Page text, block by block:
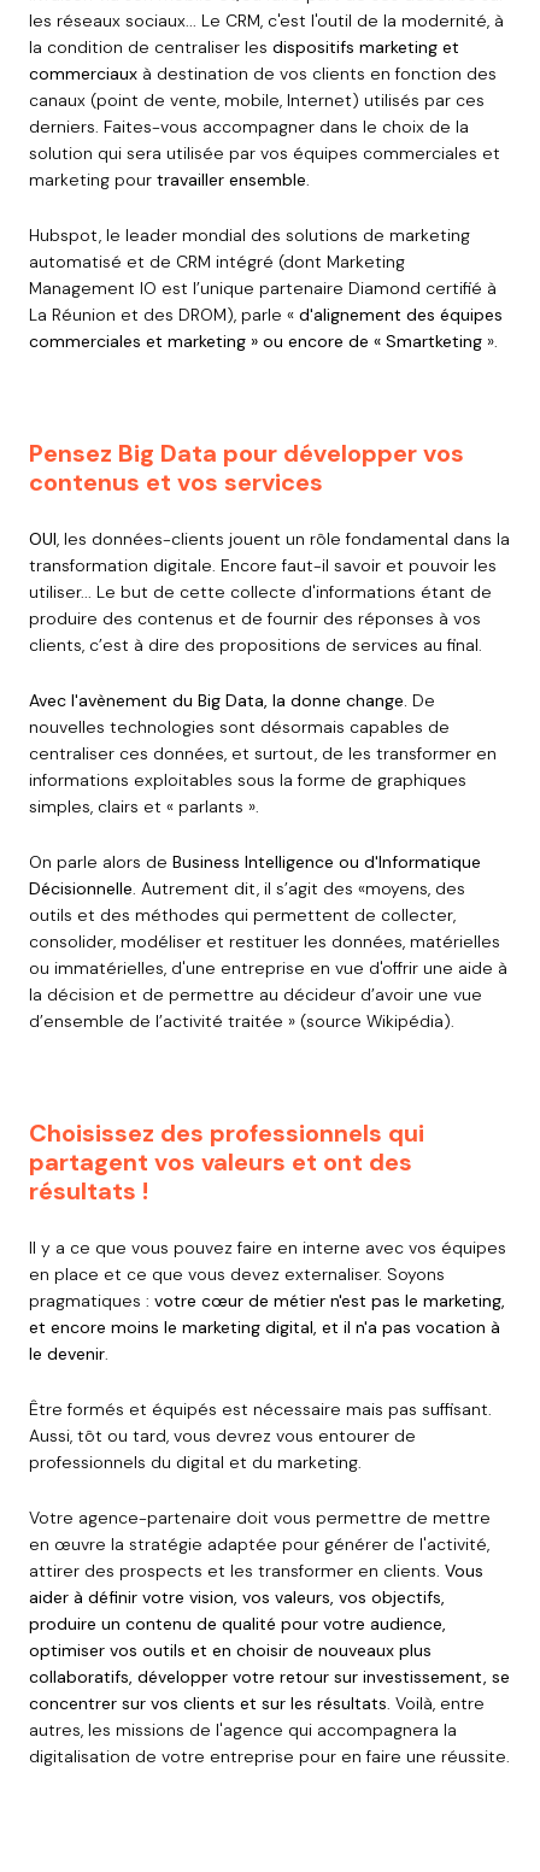
les réseaux sociaux... Le CRM, c'est l'outil de la modernité, à
la condition de centraliser les dispositifs marketing et
commerciaux à destination de vos clients en fonction des
canaux (point de vente, mobile, Internet) utilisés par ces
derniers. Faites-vous accompagner dans le choix de la
solution qui sera utilisée par vos équipes commerciales et
marketing pour travailler ensemble.
Hubspot, le leader mondial des solutions de marketing
automatisé et de CRM intégré (dont Marketing
Management IO est l’unique partenaire Diamond certifié à
La Réunion et des DROM), parle « d'alignement des équipes
commerciales et marketing » ou encore de « Smartketing ».
Pensez Big Data pour développer vos
contenus et vos services
OUI, les données-clients jouent un rôle fondamental dans la
transformation digitale. Encore faut-il savoir et pouvoir les
utiliser... Le but de cette collecte d'informations étant de
produire des contenus et de fournir des réponses à vos
clients, c’est à dire des propositions de services au final.
Avec l'avènement du Big Data, la donne change. De
nouvelles technologies sont désormais capables de
centraliser ces données, et surtout, de les transformer en
informations exploitables sous la forme de graphiques
simples, clairs et « parlants ».
On parle alors de Business Intelligence ou d'Informatique
Décisionnelle. Autrement dit, il s’agit des «moyens, des
outils et des méthodes qui permettent de collecter,
consolider, modéliser et restituer les données, matérielles
ou immatérielles, d'une entreprise en vue d'offrir une aide à
la décision et de permettre au décideur d’avoir une vue
d’ensemble de l’activité traitée » (source Wikipédia).
Choisissez des professionnels qui
partagent vos valeurs et ont des
résultats !
Il y a ce que vous pouvez faire en interne avec vos équipes
en place et ce que vous devez externaliser. Soyons
pragmatiques : votre cœur de métier n'est pas le marketing,
et encore moins le marketing digital, et il n'a pas vocation à
le devenir.
Être formés et équipés est nécessaire mais pas suffisant.
Aussi, tôt ou tard, vous devrez vous entourer de
professionnels du digital et du marketing.
Votre agence-partenaire doit vous permettre de mettre
en œuvre la stratégie adaptée pour générer de l'activité,
attirer des prospects et les transformer en clients. Vous
aider à définir votre vision, vos valeurs, vos objectifs,
produire un contenu de qualité pour votre audience,
optimiser vos outils et en choisir de nouveaux plus
collaboratifs, développer votre retour sur investissement, se
concentrer sur vos clients et sur les résultats. Voilà, entre
autres, les missions de l'agence qui accompagnera la
digitalisation de votre entreprise pour en faire une réussite.